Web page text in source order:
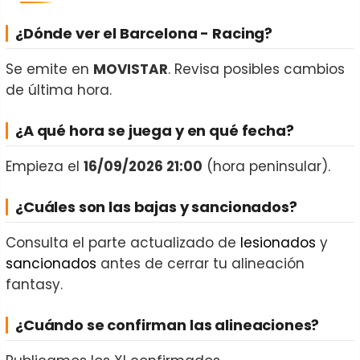
¿Dónde ver el Barcelona - Racing?
Se emite en MOVISTAR. Revisa posibles cambios
de última hora.
¿A qué hora se juega y en qué fecha?
Empieza el 16/09/2026 21:00 (hora peninsular).
¿Cuáles son las bajas y sancionados?
Consulta el parte actualizado de lesionados y
sancionados antes de cerrar tu alineación
fantasy.
¿Cuándo se confirman las alineaciones?